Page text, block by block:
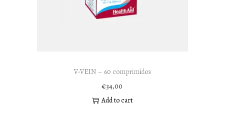
V-VEIN – 60 comprimidos
€34,00
Add to cart